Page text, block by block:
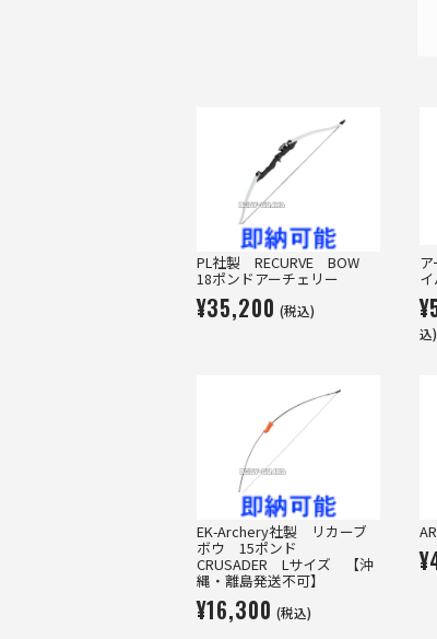
PL社製 RECURVE BOW
18ポンドアーチェリー
¥35,200 (税込)
込)
EK-Archery社製 リカーブ
ボウ 15ポンド
CRUSADER Lサイズ 【沖
縄・離島発送不可】
¥16,300 (税込)